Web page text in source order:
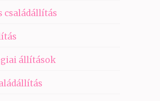
családállítás
állítások